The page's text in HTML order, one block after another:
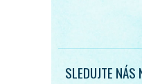
SLEDUJTE NÁS